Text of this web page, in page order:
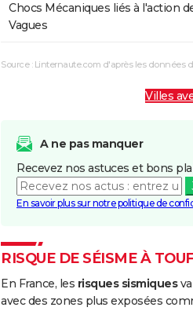
Chocs Mécaniques liés à l'action
Vagues
Source : Linternaute.com d'après les données
Villes
A ne pas manquer
Recevez nos astuces et bons
En savoir plus sur notre politique de
RISQUE DE SÉISME À
En France, les risques sismiques
avec des zones plus exposées